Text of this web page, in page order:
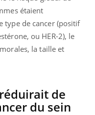
étaient
type de cancer (positif
ou HER-2), le
la taille et
de
du sein